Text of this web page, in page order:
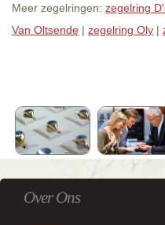
Meer zegelringen: zegelring
Van Oltsende | zegelring Oly |
Over Ons